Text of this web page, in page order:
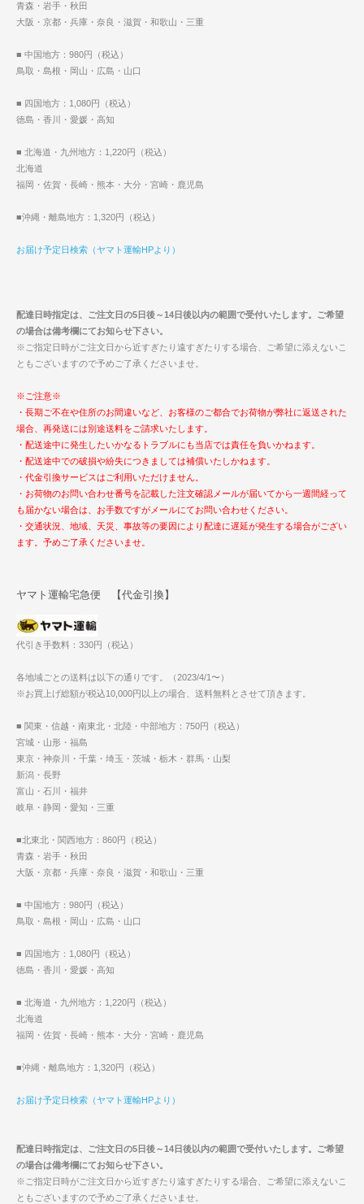
青森・岩手・秋田
大阪・京都・兵庫・奈良・滋賀・和歌山・三重
■ 中国地方：980円（税込）
鳥取・島根・岡山・広島・山口
■ 四国地方：1,080円（税込）
徳島・香川・愛媛・高知
■ 北海道・九州地方：1,220円（税込）
北海道
福岡・佐賀・長崎・熊本・大分・宮崎・鹿児島
■沖縄・離島地方：1,320円（税込）
お届け予定日検索（ヤマト運輸HPより）
配達日時指定は、ご注文日の5日後～14日後以内の範囲で受付いたします。ご希望
の場合は備考欄にてお知らせ下さい。
※ご指定日時がご注文日から近すぎたり遠すぎたりする場合、ご希望に添えないこ
ともございますので予めご了承くださいませ。
※ご注意※
・長期ご不在や住所のお間違いなど、お客様のご都合でお荷物が弊社に返送された
場合、再発送には別途送料をご請求いたします。
・配送途中に発生したいかなるトラブルにも当店では責任を負いかねます。
・配送途中での破損や紛失につきましては補償いたしかねます。
・代金引換サービスはご利用いただけません。
・お荷物のお問い合わせ番号を記載した注文確認メールが届いてから一週間経って
も届かない場合は、お手数ですがメールにてお問い合わせください。
・交通状況、地域、天災、事故等の要因により配達に遅延が発生する場合がござい
ます。予めご了承くださいませ。
ヤマト運輸宅急便 【代金引換】
代引き手数料：330円（税込）
各地域ごとの送料は以下の通りです。（2023/4/1〜）
※お買上げ総額が税込10,000円以上の場合、送料無料とさせて頂きます。
■ 関東・信越・南東北・北陸・中部地方：750円（税込）
宮城・山形・福島
東京・神奈川・千葉・埼玉・茨城・栃木・群馬・山梨
新潟・長野
富山・石川・福井
岐阜・静岡・愛知・三重
■北東北・関西地方：860円（税込）
青森・岩手・秋田
大阪・京都・兵庫・奈良・滋賀・和歌山・三重
■ 中国地方：980円（税込）
鳥取・島根・岡山・広島・山口
■ 四国地方：1,080円（税込）
徳島・香川・愛媛・高知
■ 北海道・九州地方：1,220円（税込）
北海道
福岡・佐賀・長崎・熊本・大分・宮崎・鹿児島
■沖縄・離島地方：1,320円（税込）
お届け予定日検索（ヤマト運輸HPより）
配達日時指定は、ご注文日の5日後～14日後以内の範囲で受付いたします。ご希望
の場合は備考欄にてお知らせ下さい。
※ご指定日時がご注文日から近すぎたり遠すぎたりする場合、ご希望に添えないこ
ともございますので予めご了承くださいませ。